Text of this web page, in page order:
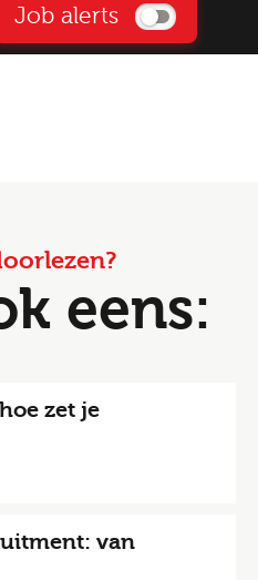
Job alerts
eens:
zet je
van